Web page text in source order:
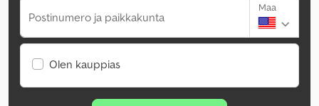
Postinumero ja paikkakunta
Maa
Olen kauppias